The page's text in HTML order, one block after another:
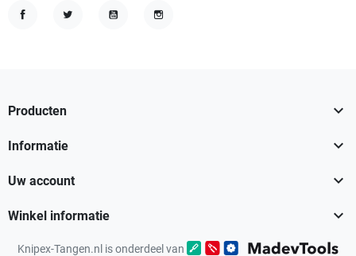
Producten 
Informatie 
Uw account 
Winkel informatie 
Knipex-Tangen.nl is onderdeel van